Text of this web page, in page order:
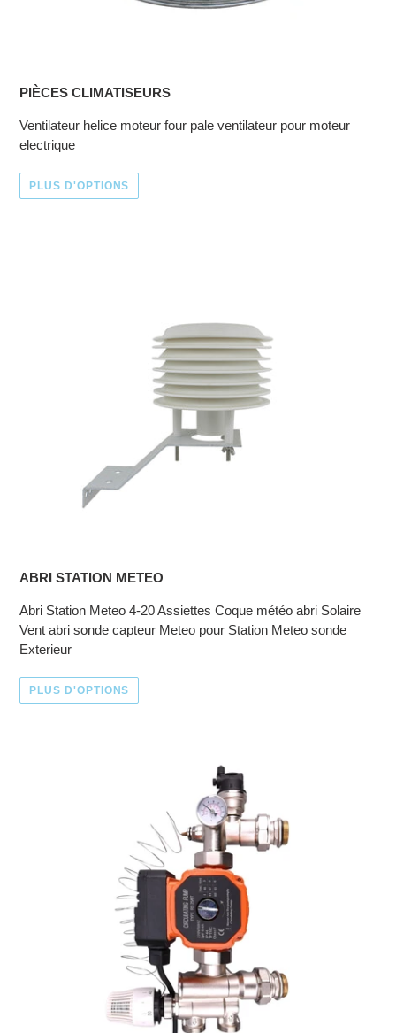
PIÈCES CLIMATISEURS
Ventilateur helice moteur four pale ventilateur pour moteur
electrique
PLUS D'OPTIONS
ABRI STATION METEO
Abri Station Meteo 4-20 Assiettes Coque météo abri Solaire
Vent abri sonde capteur Meteo pour Station Meteo sonde
Exterieur
PLUS D'OPTIONS